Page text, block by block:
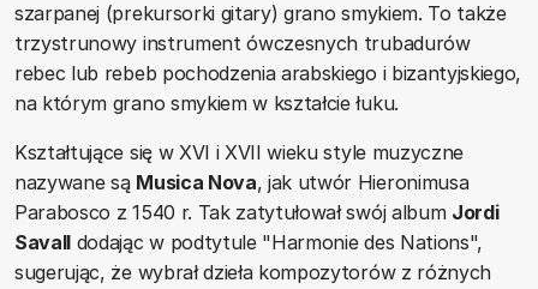
szarpanej (prekursorki gitary) grano smykiem. To także
trzystrunowy instrument ówczesnych trubadurów
rebec lub rebeb pochodzenia arabskiego i bizantyjskiego,
na którym grano smykiem w kształcie łuku.
Kształtujące się w XVI i XVII wieku style muzyczne
nazywane są Musica Nova, jak utwór Hieronimusa
Parabosco z 1540 r. Tak zatytułował swój album Jordi
Savall dodając w podtytule "Harmonie des Nations",
sugerując, że wybrał dzieła kompozytorów z różnych